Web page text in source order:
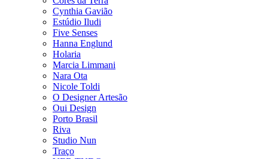
Cynthia Gavião
Estúdio Iludi
Five Senses
Hanna Englund
Holaria
Marcia Limmani
Nara Ota
Nicole Toldi
O Designer Artesão
Oui Design
Porto Brasil
Riva
Studio Nun
Traço